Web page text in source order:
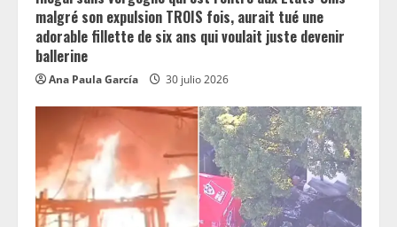
malgré son expulsion TROIS fois, aurait tué une
adorable fillette de six ans qui voulait juste devenir
ballerine
Ana Paula García 30 julio 2026